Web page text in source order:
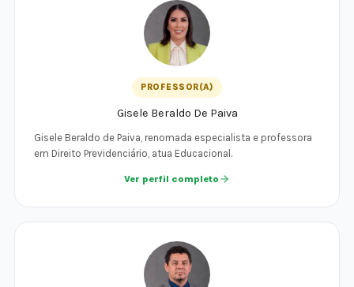
PROFESSOR(A)
Gisele Beraldo De Paiva
Gisele Beraldo de Paiva, renomada especialista e professora
em Direito Previdenciário, atua Educacional.
Ver perfil completo